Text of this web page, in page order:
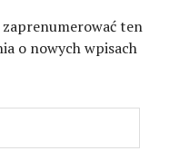
ten
o nowych wpisach